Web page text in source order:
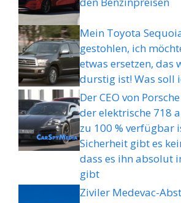
Mein Toyota
gestohlen, ich
etwas ersetzen, das
durstig ist! Was soll
Der CEO von
der elektrische 718
zu 100 % verfügbar
Sicherheit gibt es
dass es ihn absolut
gibt
Ziviler Medevac-